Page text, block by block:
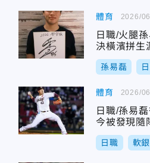
體育
日職/火腿
決橫濱拼生
孫易磊
2026/
體育
日職/孫易
今被發現隨
日職 軟銀
2026/